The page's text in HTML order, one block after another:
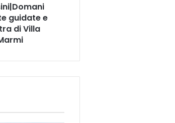
guidate e
di Villa